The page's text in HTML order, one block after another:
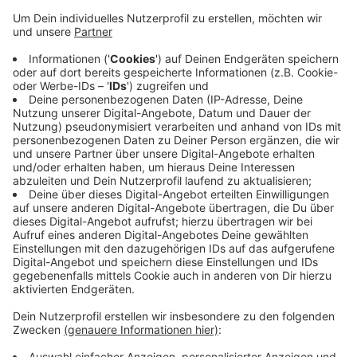
Anzeige
In einem ersten Teilabschnitt geht es
Medienberichten zu Folge um ein gut zwei Kilometer
langes Straßenstück hinter der A46-Abfahrt "Zentrum"
bis zum Beginn der Corneliusstraße. Auf der
zweispurigen Straße, die auch viele Pendler nutzen,
soll dann nur noch eine Fahrbahn für Autos frei sein.
Die Umweltspur wäre reserviert für Busse, Taxen,
Fahrgemeinschaften, Fahrräder und Elektro-Fahrzeuge.
Anzeige